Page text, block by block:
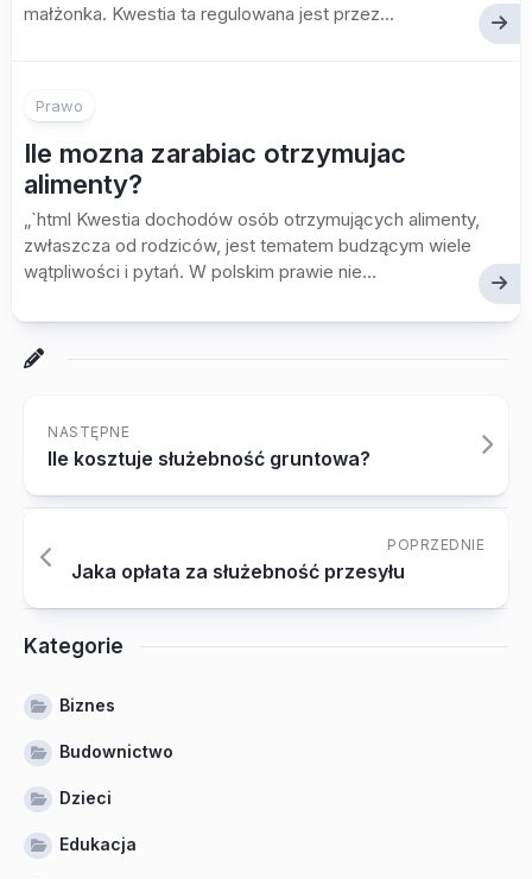
małżonka. Kwestia ta regulowana jest przez...
Prawo
Ile mozna zarabiac otrzymujac
alimenty?
„`html Kwestia dochodów osób otrzymujących alimenty,
zwłaszcza od rodziców, jest tematem budzącym wiele
wątpliwości i pytań. W polskim prawie nie...
NASTĘPNE
Ile kosztuje służebność gruntowa?
POPRZEDNIE
Jaka opłata za służebność przesyłu
Kategorie
Biznes
Budownictwo
Dzieci
Edukacja